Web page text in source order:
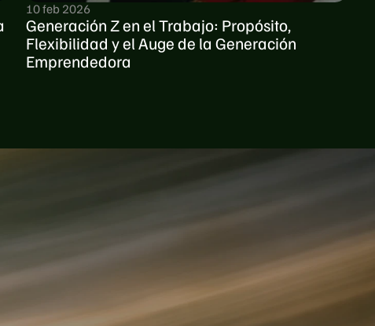
10 feb 2026
Generación Z en el Trabajo: Propósito,
Flexibilidad y el Auge de la Generación
Emprendedora